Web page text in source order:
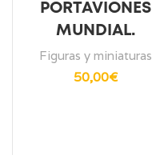
PORTAVIONES
MUNDIAL.
Figuras y miniaturas
50,00€